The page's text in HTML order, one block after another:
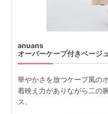
anuans
オーバーケープ付きベージ
華やかさを放つケープ風の
着映え力がありながら二の
ス。